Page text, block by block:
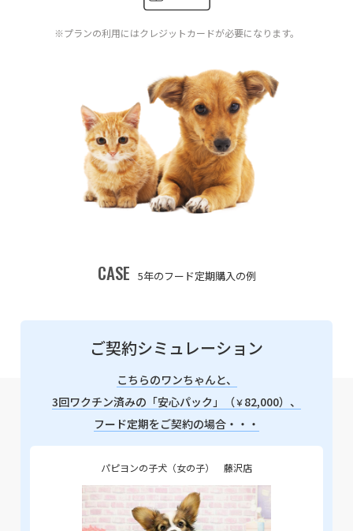
※プランの利用にはクレジットカードが必要になります。
CASE 5年のフード定期購入の例
ご契約シミュレーション
こちらのワンちゃんと、
3回ワクチン済みの「安心パック」（￥82,000）、
フード定期をご契約の場合・・・
パピヨンの子犬（女の子） 藤沢店